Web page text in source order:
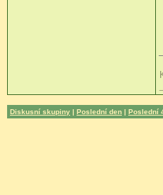
Diskusní skupiny | Poslední den | Poslední